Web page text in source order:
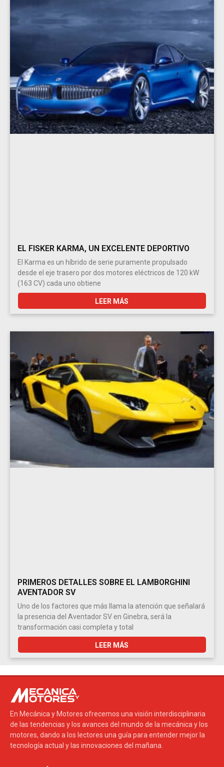
EL FISKER KARMA, UN EXCELENTE DEPORTIVO
El Karma es un híbrido de serie puramente propulsado
desde el eje trasero por dos motores eléctricos de 120 kW
(163 CV) cada uno obtiene
LEER MÁS
PRIMEROS DETALLES SOBRE EL LAMBORGHINI
AVENTADOR SV
Uno de los factores que más llama la atención que señalará
la presencia del Aventador SV en Ginebra, será la
transformación casi completa y total
LEER MÁS
En Mecánica y Motores ofrecemos una visión interdisciplinaria
de las tendencias y los avances del mundo de la mecánica y los
motores, dando a los lectores una guía para entender mejor la
tecnología actual y las innovaciones del mañana.